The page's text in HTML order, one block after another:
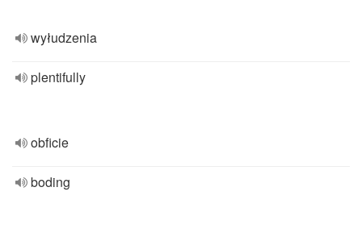
wyłudzenia
plentifully
obficie
boding